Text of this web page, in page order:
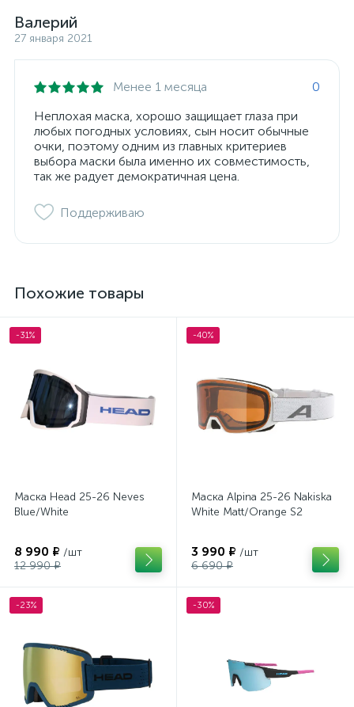
Валерий
27 января 2021
Менее 1 месяца
0
Неплохая маска, хорошо защищает глаза при
любых погодных условиях, сын носит обычные
очки, поэтому одним из главных критериев
выбора маски была именно их совместимость,
так же радует демократичная цена.
Поддерживаю
Похожие товары
-31%
Маска Head 25-26 Neves
Blue/White
8 990 ₽ /шт
12 990 ₽
-40%
Маска Alpina 25-26 Nakiska
White Matt/Orange S2
3 990 ₽ /шт
6 690 ₽
-23% -30%